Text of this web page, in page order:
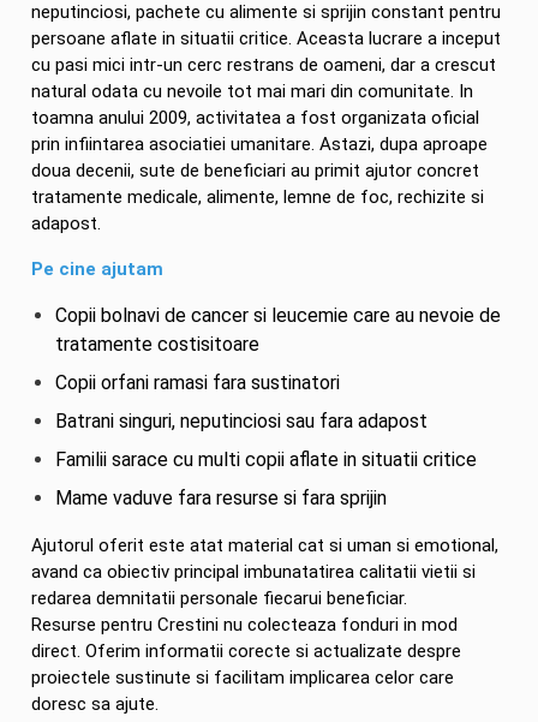
neputinciosi, pachete cu alimente si sprijin constant pentru
persoane aflate in situatii critice. Aceasta lucrare a inceput
cu pasi mici intr-un cerc restrans de oameni, dar a crescut
natural odata cu nevoile tot mai mari din comunitate. In
toamna anului 2009, activitatea a fost organizata oficial
prin infiintarea asociatiei umanitare. Astazi, dupa aproape
doua decenii, sute de beneficiari au primit ajutor concret
tratamente medicale, alimente, lemne de foc, rechizite si
adapost.
Pe cine ajutam
Copii bolnavi de cancer si leucemie care au nevoie de
tratamente costisitoare
Copii orfani ramasi fara sustinatori
Batrani singuri, neputinciosi sau fara adapost
Familii sarace cu multi copii aflate in situatii critice
Mame vaduve fara resurse si fara sprijin
Ajutorul oferit este atat material cat si uman si emotional,
avand ca obiectiv principal imbunatatirea calitatii vietii si
redarea demnitatii personale fiecarui beneficiar.
Resurse pentru Crestini nu colecteaza fonduri in mod
direct. Oferim informatii corecte si actualizate despre
proiectele sustinute si facilitam implicarea celor care
doresc sa ajute.